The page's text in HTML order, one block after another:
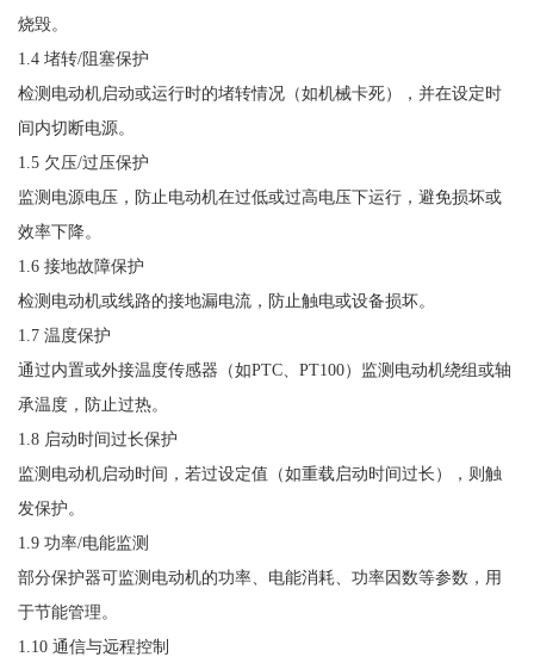
烧毁。
1.4 堵转/阻塞保护
检测电动机启动或运行时的堵转情况（如机械卡死），并在设定时
间内切断电源。
1.5 欠压/过压保护
监测电源电压，防止电动机在过低或过高电压下运行，避免损坏或
效率下降。
1.6 接地故障保护
检测电动机或线路的接地漏电流，防止触电或设备损坏。
1.7 温度保护
通过内置或外接温度传感器（如PTC、PT100）监测电动机绕组或轴
承温度，防止过热。
1.8 启动时间过长保护
监测电动机启动时间，若过设定值（如重载启动时间过长），则触
发保护。
1.9 功率/电能监测
部分保护器可监测电动机的功率、电能消耗、功率因数等参数，用
于节能管理。
1.10 通信与远程控制